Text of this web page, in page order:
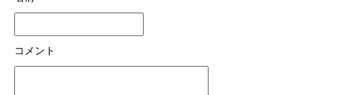
コメント